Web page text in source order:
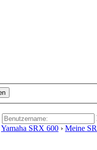
Yamaha SRX 600 › Meine